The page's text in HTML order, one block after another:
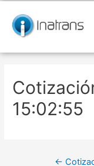
contenido
15:02:55
de
entradas
←